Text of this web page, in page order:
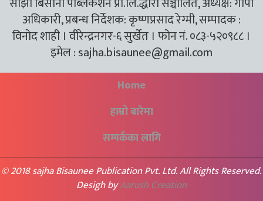
अधिकारी, प्रबन्ध निर्देशक: कृष्णप्रसाद रेग्मी, सम्पादक :
विनोद शाही । वीरेन्द्रनगर-६ सुर्खेत । फोन नं. ०८३-५२०९८८ ।
इमेल :sajha.bisaunee@gmail.com
Home
हाम्रो बारेमा
सम्पर्कका लागि
© 2018 sajha Bisaunee Publication Pvt. Ltd. All Rights Reserved.
Desigh byAarush Creation